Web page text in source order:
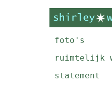
foto's
ruimtelijk
statement